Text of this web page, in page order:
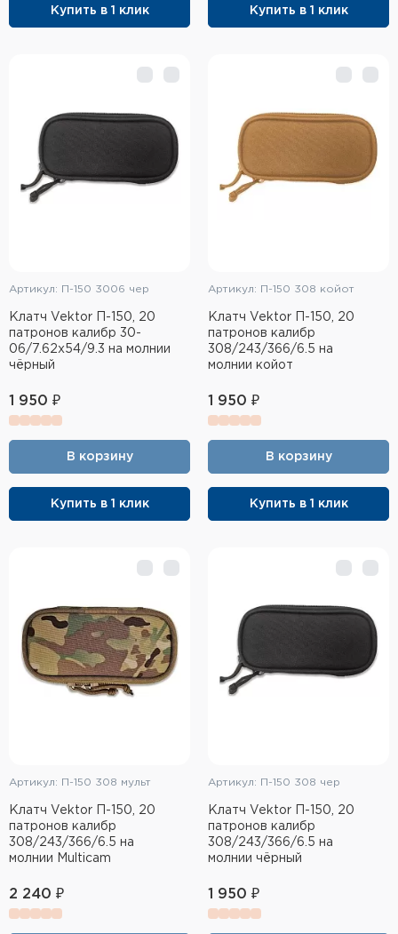
Купить в 1 клик Купить в 1 клик
Артикул: П-150 3006 чер
Клатч Vektor П-150, 20
патронов калибр 30-
06/7.62x54/9.3 на молнии
чёрный
1 950 ₽
В корзину
Купить в 1 клик
Артикул: П-150 308 койот
Клатч Vektor П-150, 20
патронов калибр
308/243/366/6.5 на
молнии койот
1 950 ₽
В корзину
Купить в 1 клик
Артикул: П-150 308 мульт
Клатч Vektor П-150, 20
патронов калибр
308/243/366/6.5 на
молнии Multicam
2 240 ₽
Артикул: П-150 308 чер
Клатч Vektor П-150, 20
патронов калибр
308/243/366/6.5 на
молнии чёрный
1 950 ₽